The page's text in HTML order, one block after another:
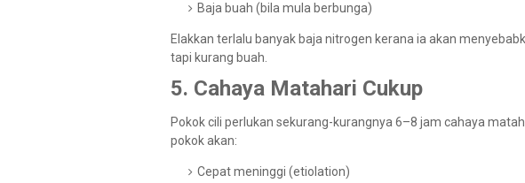
Baja buah (bila mula berbunga)
Elakkan terlalu banyak baja nitrogen kerana ia akan
tapi kurang buah.
5. Cahaya Matahari Cukup
Pokok cili perlukan sekurang-kurangnya 6–8 jam cahaya
pokok akan:
Cepat meninggi (etiolation)